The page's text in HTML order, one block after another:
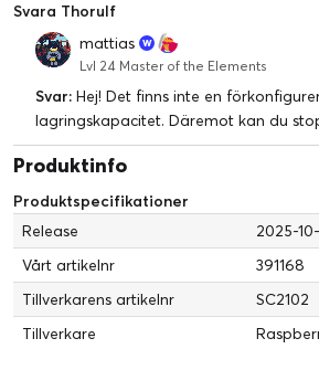
Svara Thorulf
mattias
Lvl 24 Master of the Elements
Svar: Hej! Det finns inte en
lagringskapacitet. Däremot kan du
Produktinfo
Produktspecifikationer
Release
2025-
Vårt artikelnr
391168
Tillverkarens artikelnr
SC2102
Tillverkare